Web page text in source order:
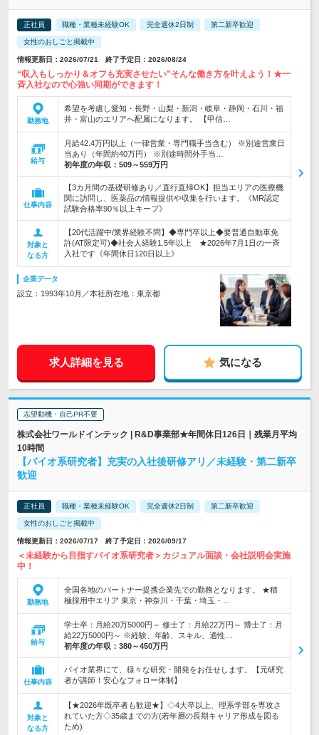
正社員 職種・業種未経験OK 完全週休2日制 第二新卒歓迎
女性のおしごと掲載中
情報更新日：2026/07/21 終了予定日：2026/08/24
“収入もしっかり＆オフも充実させたい”そんな働き方を叶えよう！★一
斉入社なので心強い同期ができます！
勤務地
希望を考慮し愛知・長野・山梨・新潟・岐阜・静岡・石川・福
井・富山のエリアへ配属になります。 【甲信…
給与
月給42.4万円以上（一律営業・専門職手当含む） ※別途営業日
当あり（年間約40万円） ※別途時間外手当…
初年度の年収： 509～559万円
仕事内容
【3カ月間の基礎研修あり／直行直帰OK】担当エリアの医療機
関に訪問し、医薬品の情報提供や収集を行います。《MR認定
試験合格率90％以上キープ》
対象と
なる方
【20代活躍中/業界経験不問】◆専門卒以上◆要普通自動車免
許(AT限定可)◆社会人経験1.5年以上 ★2026年7月1日の一斉
入社です《年間休日120日以上》
企業データ
設立：1993年10月／本社所在地：東京都
求人詳細を見る 気になる
志望動機・自己PR不要
株式会社ワールドインテック | R&D事業部★年間休日126日｜残業月平均
10時間
【バイオ系研究者】充実の入社後研修アリ／未経験・第二新卒
歓迎
正社員 職種・業種未経験OK 完全週休2日制 第二新卒歓迎
女性のおしごと掲載中
情報更新日：2026/07/17 終了予定日：2026/09/17
＜未経験から目指すバイオ系研究者＞カジュアル面談・会社説明会実施
中！
勤務地
全国各地のパートナー提携企業先での勤務となります。 ★積
極採用中エリア 東京・神奈川・千葉・埼玉・…
給与
学士卒：月給20万5000円～ 修士了：月給22万円～ 博士了：月
給22万5000円～ ※経験、年齢、スキル、適性…
初年度の年収： 380～450万円
仕事内容
バイオ業界にて、様々な研究・開発をお任せします。【元研究
者が講師！安心なフォロー体制】
対象と
なる方
【★2026年既卒者も歓迎★】◇4大卒以上、理系学部を専攻さ
れていた方◇35歳までの方(若年層の長期キャリア形成を図る
ため)